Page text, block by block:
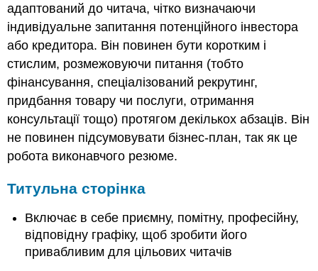
адаптований до читача, чітко визначаючи
індивідуальне запитання потенційного інвестора
або кредитора. Він повинен бути коротким і
стислим, розмежовуючи питання (тобто
фінансування, спеціалізований рекрутинг,
придбання товару чи послуги, отримання
консультації тощо) протягом декількох абзаців. Він
не повинен підсумовувати бізнес-план, так як це
робота виконавчого резюме.
Титульна сторінка
Включає в себе приємну, помітну, професійну,
відповідну графіку, щоб зробити його
привабливим для цільових читачів